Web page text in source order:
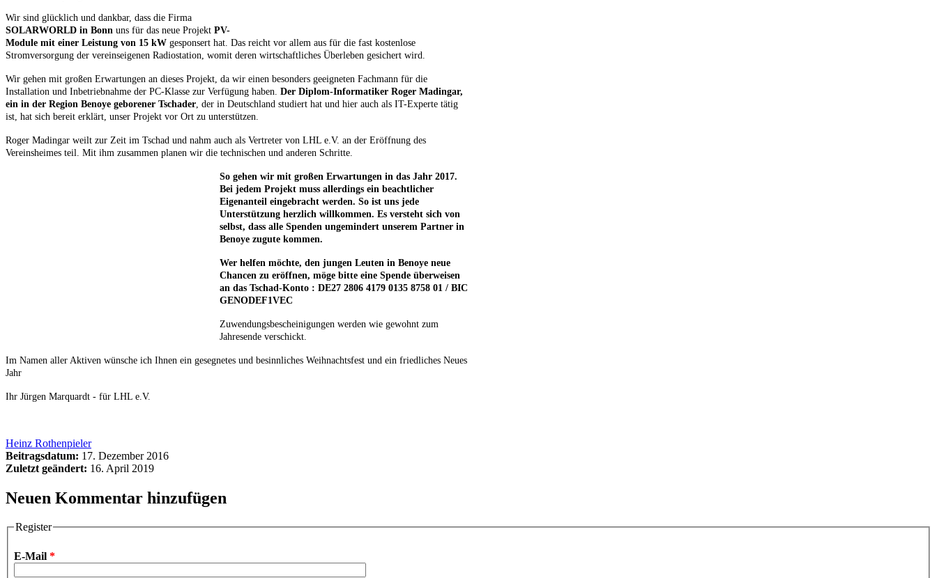
Wir sind glücklich und dankbar, dass die Firma
SOLARWORLD in Bonn uns für das neue Projekt PV-
Module mit einer Leistung von 15 kW gesponsert hat. Das reicht vor allem aus für die fast kostenlose
Stromversorgung der vereinseigenen Radiostation, womit deren wirtschaftliches Überleben gesichert wird.
Wir gehen mit großen Erwartungen an dieses Projekt, da wir einen besonders geeigneten Fachmann für die
Installation und Inbetriebnahme der PC-Klasse zur Verfügung haben. Der Diplom-Informatiker Roger Madingar,
ein in der Region Benoye geborener Tschader , der in Deutschland studiert hat und hier auch als IT-Experte tätig
ist, hat sich bereit erklärt, unser Projekt vor Ort zu unterstützen.
Roger Madingar weilt zur Zeit im Tschad und nahm auch als Vertreter von LHL e.V. an der Eröffnung des
Vereinsheimes teil. Mit ihm zusammen planen wir die technischen und anderen Schritte.
So gehen wir mit großen Erwartungen in das Jahr 2017.
Bei jedem Projekt muss allerdings ein beachtlicher
Eigenanteil eingebracht werden. So ist uns jede
Unterstützung herzlich willkommen. Es versteht sich von
selbst, dass alle Spenden ungemindert unserem Partner in
Benoye zugute kommen.
Wer helfen möchte, den jungen Leuten in Benoye neue
Chancen zu eröffnen, möge bitte eine Spende überweisen
an das Tschad-Konto : DE27 2806 4179 0135 8758 01 / BIC
GENODEF1VEC
Zuwendungsbescheinigungen werden wie gewohnt zum
Jahresende verschickt.
Im Namen aller Aktiven wünsche ich Ihnen ein gesegnetes und besinnliches Weihnachtsfest und ein friedliches Neues
Jahr
Ihr Jürgen Marquardt - für LHL e.V.
Heinz Rothenpieler
Beitragsdatum: 17. Dezember 2016
Zuletzt geändert: 16. April 2019
Neuen Kommentar hinzufügen
Register
E-Mail *